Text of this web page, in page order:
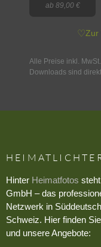
ab 89,00 €
♡Zur
Alle Preise inkl.
Downloads sind
Hinter Heimatfotos
GmbH – das
Netzwerk in
Schweiz. Hier finden
und unsere Angebote: